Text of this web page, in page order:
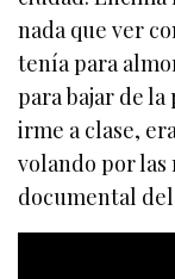
nada que ver
tenía para
para bajar de
irme a clase,
volando por
documental